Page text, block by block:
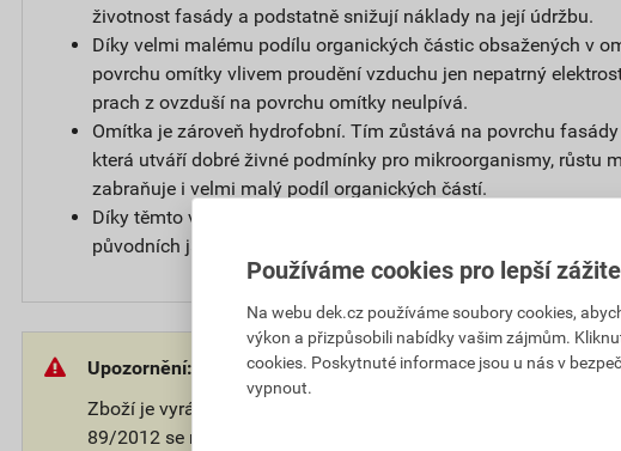
životnost fasády a podstatně snižují náklady na její údržbu.
Díky velmi malému podílu organických částic obsažených v
povrchu omítky vlivem proudění vzduchu jen nepatrný
prach z ovzduší na povrchu omítky neulpívá.
Omítka je zároveň hydrofobní. Tím zůstává na povrchu
která utváří dobré živné podmínky pro mikroorganismy, růstu
zabraňuje i velmi malý podíl organických částí.
Díky těmto vlastnostem zůstává povrch omítky čistý a objekt je
původních jasných barvách.
Upozornění:
Zboží je vyráběno na přání zákazníka. V souladu s občanským
89/2012 se na takové zboží nevztahuje 14-ti denní ochranná
Používáme cookies pro lepší
Na webu dek.cz používáme soubory cookies,
výkon a přizpůsobili nabídky vašim zájmům.
cookies. Poskytnuté informace jsou u nás v
vypnout.